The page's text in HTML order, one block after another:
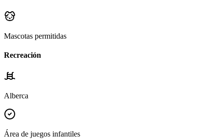
Mascotas permitidas
Recreación
Alberca
Área de juegos infantiles